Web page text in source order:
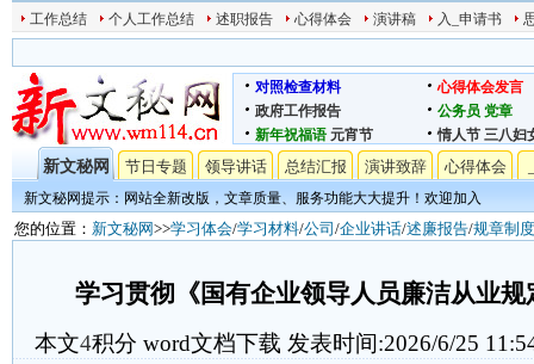
工作总结 个人工作总结 述职报告 心得体会 演讲稿 入_申请书
对照检查材料
心得体会发言
政府工作报告
公务员 党章
新年祝福语 元宵节 情人节 三八妇
新文秘网 节日专题 领导讲话 总结汇报 演讲致辞 心得体会
新文秘网提示：网站全新改版，文章质量、服务功能大大提升！欢迎加入
您的位置： 新文秘网>>学习体会/学习材料/公司 /企业讲话/述廉报告/规章制度
学习贯彻《国有企业领导人员廉洁从业
本文4积分 word文档下载 发表时间:2026/6/25